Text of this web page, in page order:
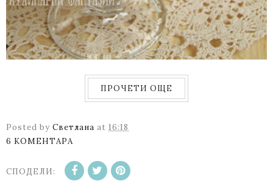
ПРОЧЕТИ ОЩЕ
Posted by Светлана at 16:18
6 КОМЕНТАРА
СПОДЕЛИ: